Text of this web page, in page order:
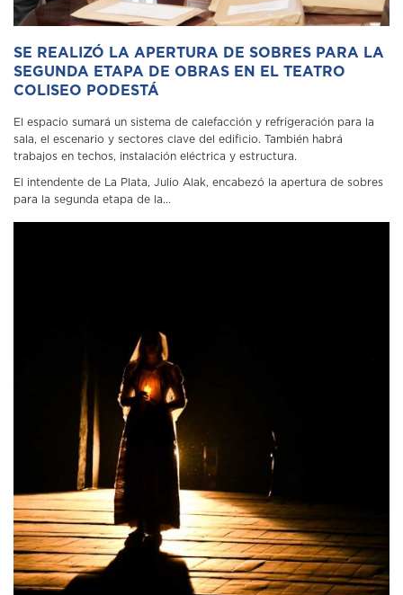
SE REALIZÓ LA APERTURA DE SOBRES PARA LA
SEGUNDA ETAPA DE OBRAS EN EL TEATRO
COLISEO PODESTÁ
El espacio sumará un sistema de calefacción y refrigeración para la
sala, el escenario y sectores clave del edificio. También habrá
trabajos en techos, instalación eléctrica y estructura.
El intendente de La Plata, Julio Alak, encabezó la apertura de sobres
para la segunda etapa de la...